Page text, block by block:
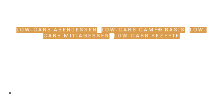
LOW-CARB ABENDESSEN LOW-CARB CAMP® BASIS
LOW-
CARB MITTAGESSEN
LOW-CARB REZEPTE